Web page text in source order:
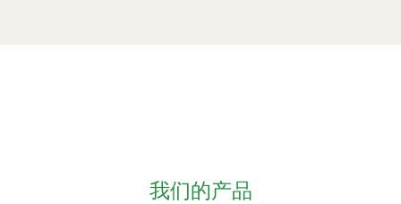
我们的产品